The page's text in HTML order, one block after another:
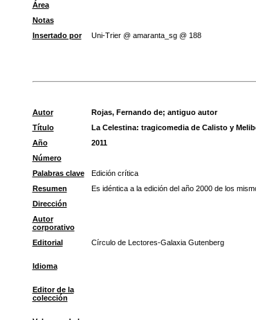
Área
Notas
Insertado por
Uni-Trier @ amaranta_sg @ 188
Autor Rojas, Fernando de; antiguo autor
Título
La Celestina: tragicomedia de Calisto y
Año
2011
Número
Palabras clave
Edición crítica
Resumen
Es idéntica a la edición del año 2000 de los
Dirección
Autor
corporativo
Editorial Círculo de Lectores-Galaxia Gutenberg
Idioma
Editor de la
colección